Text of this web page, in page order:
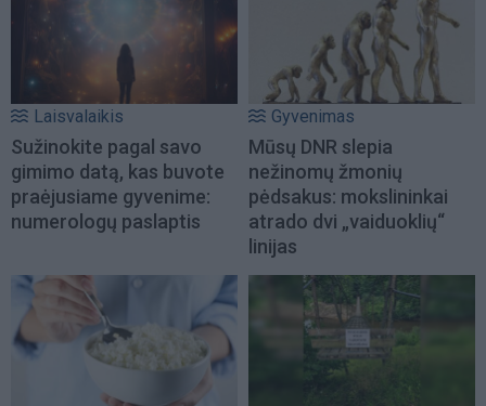
Laisvalaikis
Sužinokite pagal savo
gimimo datą, kas buvote
praėjusiame gyvenime:
numerologų paslaptis
Gyvenimas
Mūsų DNR slepia
nežinomų žmonių
pėdsakus: mokslininkai
atrado dvi „vaiduoklių“
linijas